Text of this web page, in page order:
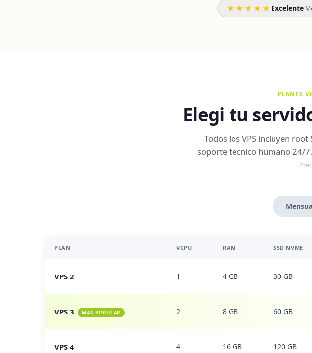
★★★★★ Excelente
PLANES
Elegi tu
Todos los VPS incluyen
soporte tecnico humano 24/
PLAN VCPU RAM SSD NVME
VPS 2 1 4 GB 30 GB
VPS 3 MAS POPULAR 2 8 GB 60 GB
VPS 4 4 16 GB 120 GB